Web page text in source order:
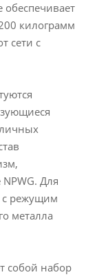
обеспечивает
килограмм
сети с
Для
с режущим
металла
собой набор